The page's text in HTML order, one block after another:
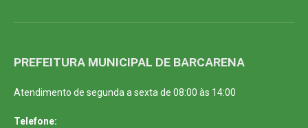
PREFEITURA MUNICIPAL DE BARCARENA
Atendimento de segunda a sexta de 08:00 às 14:00
Telefone: